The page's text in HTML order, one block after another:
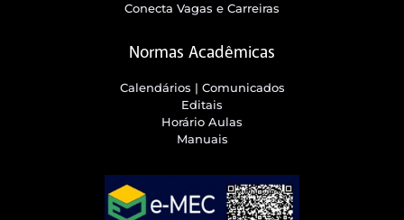
Conecta Vagas e Carreiras
Normas Acadêmicas
Calendários | Comunicados
Editais
Horário Aulas
Manuais